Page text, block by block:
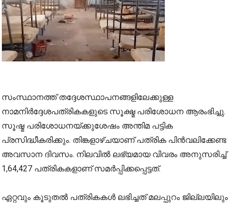
സംസ്ഥാനത്ത് തദ്ദേശസ്ഥാപനങ്ങളിലേക്കുള്ള
നാമനിർദ്ദേശപത്രികകളുടെ സൂക്ഷ്മ പരിശോധന ആരംഭിച്ചു.
സൂഷ്മ പരിശോധനയ്ക്കുശേഷം അന്തിമ പട്ടിക
പ്രസിദ്ധീകരിക്കും. തിങ്കളാഴ്ചയാണ് പത്രിക പിൻവലിക്കേണ്ട
അവസാന ദിവസം. നിലവിൽ ലഭ്യമായ വിവരം അനുസരിച്ച്
1,64,427 പത്രികകളാണ് സമർപ്പിക്കപ്പെട്ടത്.
ഏറ്റവും കൂടുതൽ പത്രികകൾ ലഭിച്ചത് മലപ്പുറം ജില്ലയിലും